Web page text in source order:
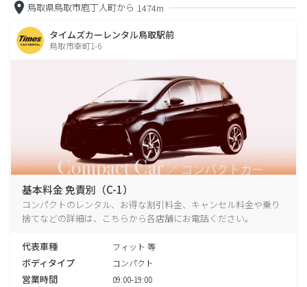
鳥取県鳥取市庖丁人町から 1474m
タイムズカーレンタル鳥取駅前
鳥取市幸町1-6
基本料金 免責別（C-1）
コンパクトのレンタル、お得な割引料金、キャンセル料金や乗り
捨てなどの詳細は、こちらから各店舗にお電話ください。
代表車種 フィット 等
ボディタイプ コンパクト
営業時間 09:00-19:00